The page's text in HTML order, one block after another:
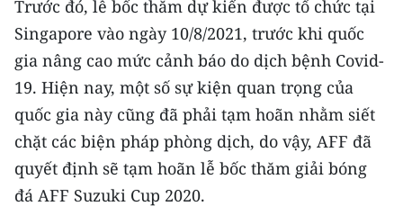
KIỂM CHỨNG THÔNG TIN
TRI THỨC CHUYÊN SÂU
54 DÂN TỘC VIỆT NAM
CHƯƠNG TRÌNH OCOP - MỖI XÃ
MỘT SẢN PHẨM
Trước đó, lễ bốc thăm dự kiến được tổ chức tại
Singapore vào ngày 10/8/2021, trước khi quốc
gia nâng cao mức cảnh báo do dịch bệnh Covid-
19. Hiện nay, một số sự kiện quan trọng của
quốc gia này cũng đã phải tạm hoãn nhằm siết
chặt các biện pháp phòng dịch, do vậy, AFF đã
quyết định sẽ tạm hoãn lễ bốc thăm giải bóng
đá AFF Suzuki Cup 2020.